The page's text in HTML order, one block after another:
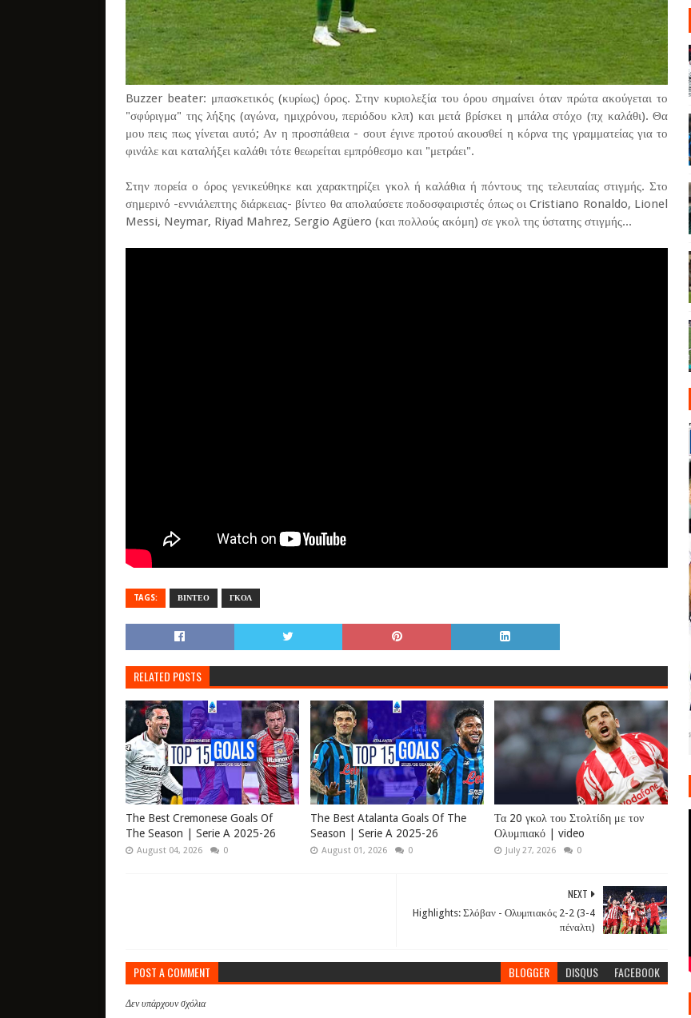
Buzzer beater: μπασκετικός (κυρίως) όρος. Στην κυριολεξία του όρου σημαίνει όταν πρώτα ακούγεται το
"σφύριγμα" της λήξης (αγώνα, ημιχρόνου, περιόδου κλπ) και μετά βρίσκει η μπάλα στόχο (πχ καλάθι). Θα
μου πεις πως γίνεται αυτό; Αν η προσπάθεια - σουτ έγινε προτού ακουσθεί η κόρνα της γραμματείας για το
φινάλε και καταλήξει καλάθι τότε θεωρείται εμπρόθεσμο και "μετράει".
Στην πορεία ο όρος γενικεύθηκε και χαρακτηρίζει γκολ ή καλάθια ή πόντους της τελευταίας στιγμής. Στο
σημερινό -εννιάλεπτης διάρκειας- βίντεο θα απολαύσετε ποδοσφαιριστές όπως οι Cristiano Ronaldo, Lionel
Messi, Neymar, Riyad Mahrez, Sergio Agüero (και πολλούς ακόμη) σε γκολ της ύστατης στιγμής...
TAGS: ΒΙΝΤΕΟ ΓΚΟΛ
RELATED POSTS
The Best Cremonese Goals Of
The Season | Serie A 2025-26
August 04, 2026 0
The Best Atalanta Goals Of The
Season | Serie A 2025-26
August 01, 2026 0
Τα 20 γκολ του Στολτίδη με τον
Ολυμπιακό | video
July 27, 2026 0
NEXT
Highlights: Σλόβαν - Ολυμπιακός 2-2 (3-4
πέναλτι)
POST A COMMENT BLOGGER DISQUS FACEBOOK
Δεν υπάρχουν σχόλια